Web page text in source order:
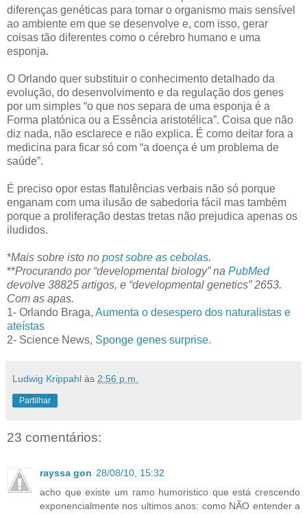
diferenças genéticas para tornar o organismo mais sensível
ao ambiente em que se desenvolve e, com isso, gerar
coisas tão diferentes como o cérebro humano e uma
esponja.
O Orlando quer substituir o conhecimento detalhado da
evolução, do desenvolvimento e da regulação dos genes
por um simples “o que nos separa de uma esponja é a
Forma platónica ou a Essência aristotélica”. Coisa que não
diz nada, não esclarece e não explica. É como deitar fora a
medicina para ficar só com “a doença é um problema de
saúde”.
É preciso opor estas flatulências verbais não só porque
enganam com uma ilusão de sabedoria fácil mas também
porque a proliferação destas tretas não prejudica apenas os
iludidos.
*Mais sobre isto no post sobre as cebolas.
**Procurando por “developmental biology” na PubMed
devolve 38825 artigos, e “developmental genetics” 2653.
Com as apas.
1- Orlando Braga, Aumenta o desespero dos naturalistas e
ateístas
2- Science News, Sponge genes surprise.
Ludwig Krippahl às 2:56 p.m.
Partilhar
23 comentários:
rayssa gon 28/08/10, 15:32
acho que existe um ramo humoristico que está crescendo
exponencialmente nos ultimos anos: como NÃO entender a